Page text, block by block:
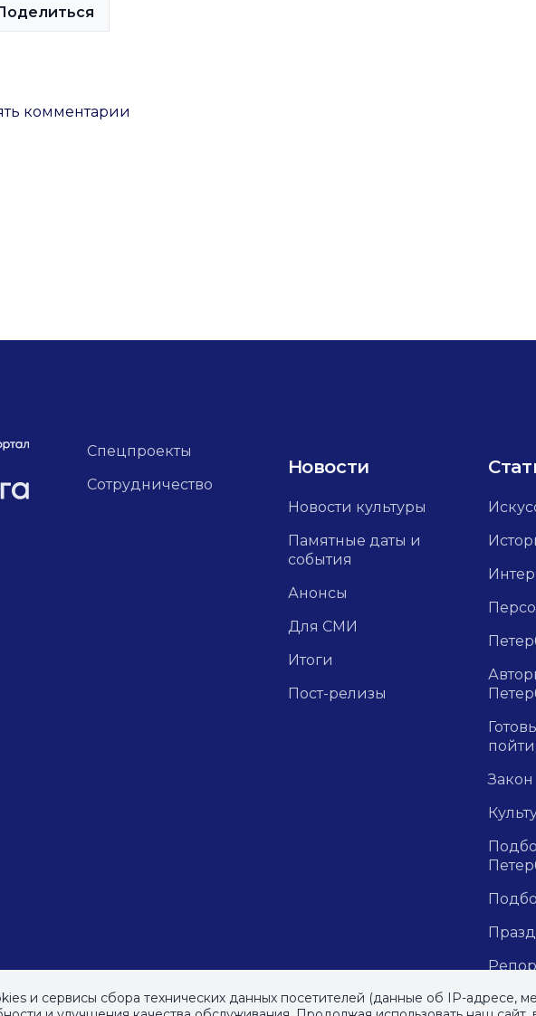
комментарии
Спецпроекты
Сотрудничество
Новости
Новости культуры
Памятные даты и
события
Анонсы
Для СМИ
Итоги
Пост-релизы
пойти
Закон
программ», 2023
и сервисы сбора технических данных посетителей (данные об IP-адресе,